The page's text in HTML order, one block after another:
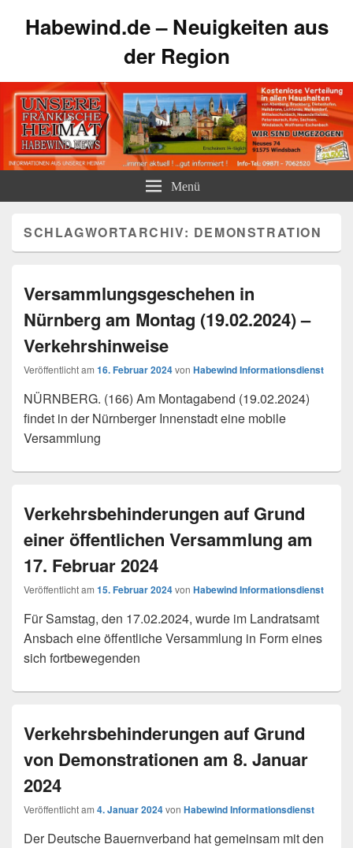
Habewind.de – Neuigkeiten aus
der Region
Menü
SCHLAGWORTARCHIV: DEMONSTRATION
Versammlungsgeschehen in
Nürnberg am Montag (19.02.2024) –
Verkehrshinweise
Veröffentlicht am 16. Februar 2024von Habewind Informationsdienst
NÜRNBERG. (166) Am Montagabend (19.02.2024)
findet in der Nürnberger Innenstadt eine mobile
Versammlung
Verkehrsbehinderungen auf Grund
einer öffentlichen Versammlung am
17. Februar 2024
Veröffentlicht am 15. Februar 2024von Habewind Informationsdienst
Für Samstag, den 17.02.2024, wurde im Landratsamt
Ansbach eine öffentliche Versammlung in Form eines
sich fortbewegenden
Verkehrsbehinderungen auf Grund
von Demonstrationen am 8. Januar
2024
Veröffentlicht am 4. Januar 2024von Habewind Informationsdienst
Der Deutsche Bauernverband hat gemeinsam mit den